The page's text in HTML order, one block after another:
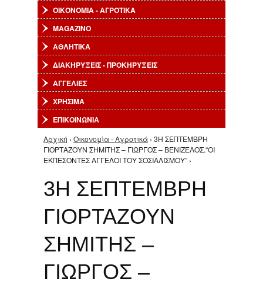
ΟΙΚΟΝΟΜΙΑ - ΑΓΡΟΤΙΚΑ
MAGAZINO
ΑΘΛΗΤΙΚΑ
ΔΙΑΚΗΡΥΞΕΙΣ - ΠΡΟΚΗΡΥΞΕΙΣ
ΑΓΓΕΛΙΕΣ
ΧΡΗΣΙΜΑ
ΕΠΙΚΟΙΝΩΝΙΑ
Είστε εδώ
Αρχική › Οικονομία - Αγροτικά › 3Η ΣΕΠΤΕΜΒΡΗ
ΓΙΟΡΤΑΖΟΥΝ ΣΗΜΙΤΗΣ – ΓΙΩΡΓΟΣ – ΒΕΝΙΖΕΛΟΣ.“ΟΙ
ΕΚΠΕΣΟΝΤΕΣ ΑΓΓΕΛΟΙ ΤΟΥ ΣΟΣΙΑΛΙΣΜΟΥ” ›
3Η ΣΕΠΤΕΜΒΡΗ
ΓΙΟΡΤΑΖΟΥΝ
ΣΗΜΙΤΗΣ –
ΓΙΩΡΓΟΣ –